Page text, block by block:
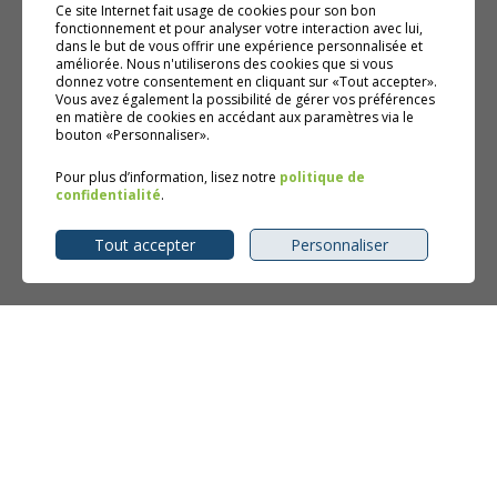
Ce site Internet fait usage de cookies pour son bon
fonctionnement et pour analyser votre interaction avec lui,
dans le but de vous offrir une expérience personnalisée et
améliorée. Nous n'utiliserons des cookies que si vous
donnez votre consentement en cliquant sur «Tout accepter».
Vous avez également la possibilité de gérer vos préférences
en matière de cookies en accédant aux paramètres via le
bouton «Personnaliser».
Pour plus d’information, lisez notre politique de
confidentialité.
Tout accepter Personnaliser